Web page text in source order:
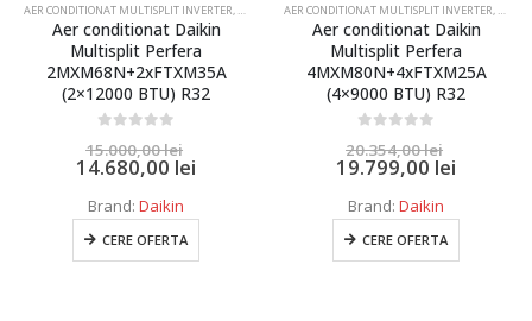
INTERNEMULTISPLIT MITSUBISHI SI DAIKIN 2 UNITATI INTERNE
AER CONDITIONAT MULTISPLIT INVERTER AER CONDITIONAT MULTISPLIT MITSUBISHI SI DAIKIN 2
Aer conditionat Daikin
Multisplit Perfera
2MXM68N+2xFTXM35A
(2×12000 BTU) R32
15.000,00lei
14.680,00 lei
Brand: Daikin
CERE OFERTA
AER CONDITIONAT MULTISPLIT INVERTER
Aer conditionat Daikin
Multisplit Perfera
4MXM80N+4xFTXM25A
(4×9000 BTU) R32
20.354,00lei
19.799,00 lei
Brand: Daikin
CERE OFERTA